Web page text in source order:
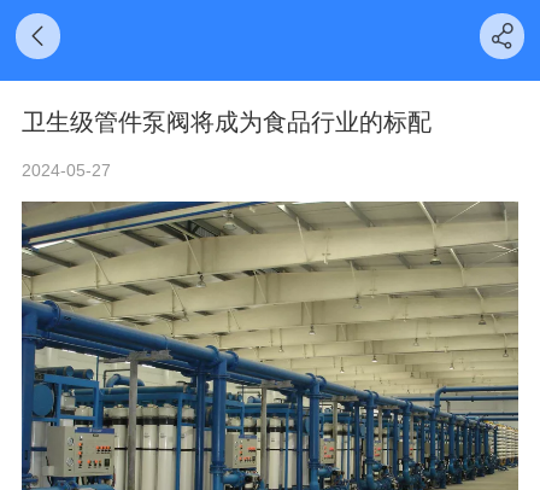
卫生级管件泵阀将成为食品行业的标配
2024-05-27